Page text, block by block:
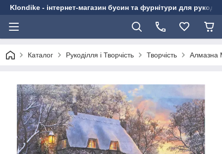
Klondike - інтернет-магазин бусин та фурнітури для
Каталог Рукоділля і Творчість Творчість Алмазна